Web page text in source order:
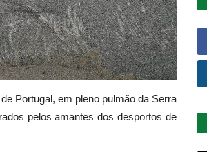
Portugal, em pleno pulmão da Serra
pelos amantes dos desportos de